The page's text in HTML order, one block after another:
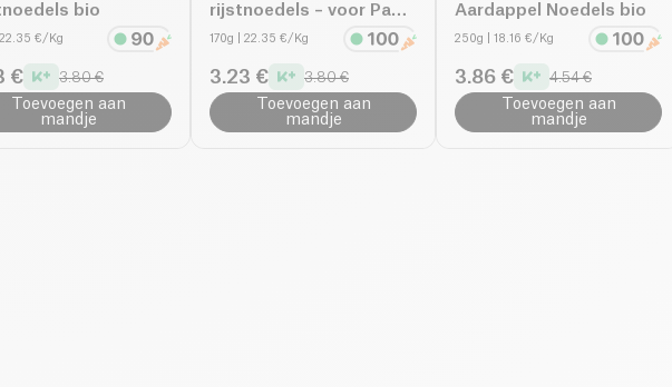
bio
22.35 €/Kg
€ 3.80 €
Toevoegen aan
mandje
rijstnoedels – voor Pad
Thai bio
170g | 22.35 €/Kg
3.23 € 3.80 €
Toevoegen aan
mandje
Aardappel Noedels bio
250g | 18.16 €/Kg
3.86 € 4.54 €
Toevoegen aan
mandje